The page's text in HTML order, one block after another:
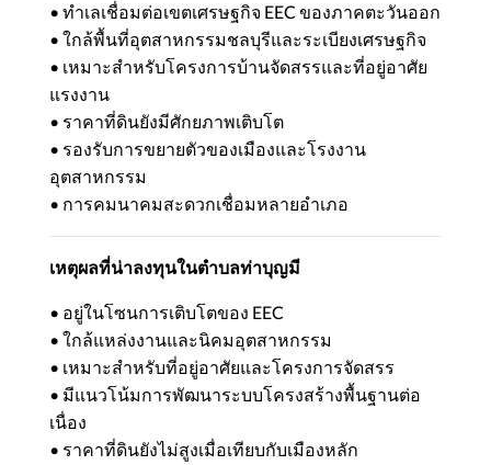
• ทำเลเชื่อมต่อเขตเศรษฐกิจ EEC ของภาคตะวันออก
• ใกล้พื้นที่อุตสาหกรรมชลบุรีและระเบียงเศรษฐกิจ
• เหมาะสำหรับโครงการบ้านจัดสรรและที่อยู่อาศัย
แรงงาน
• ราคาที่ดินยังมีศักยภาพเติบโต
• รองรับการขยายตัวของเมืองและโรงงาน
อุตสาหกรรม
• การคมนาคมสะดวกเชื่อมหลายอำเภอ
เหตุผลที่น่าลงทุนในตำบลท่าบุญมี
• อยู่ในโซนการเติบโตของ EEC
• ใกล้แหล่งงานและนิคมอุตสาหกรรม
• เหมาะสำหรับที่อยู่อาศัยและโครงการจัดสรร
• มีแนวโน้มการพัฒนาระบบโครงสร้างพื้นฐานต่อ
เนื่อง
• ราคาที่ดินยังไม่สูงเมื่อเทียบกับเมืองหลัก